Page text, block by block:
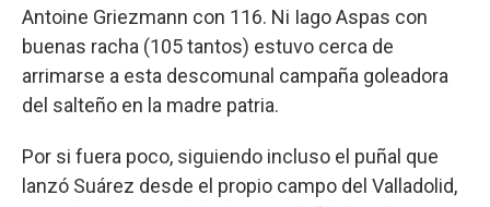
Antoine Griezmann con 116. Ni Iago Aspas con
buenas racha (105 tantos) estuvo cerca de
arrimarse a esta descomunal campaña goleadora
del salteño en la madre patria.
Por si fuera poco, siguiendo incluso el puñal que
lanzó Suárez desde el propio campo del Valladolid,